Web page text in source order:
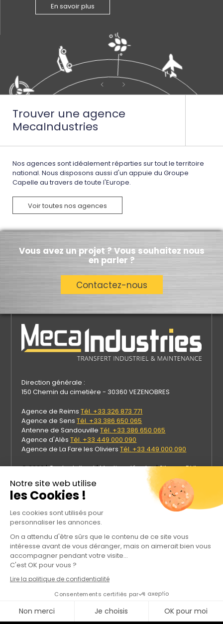
Notre site web utilise
les Cookies !
Les cookies sont utilisés pour
personnaliser les annonces.
On a attendu d'être sûrs que le contenu de ce site vous
intéresse avant de vous déranger, mais on aimerait bien vous
accompagner pendant votre visite...
C'est OK pour vous ?
Lire la politique de confidentialité
Consentements certifiés par
Non merci Je choisis OK pour moi
En savoir plus
Trouver une agence
MecaIndustries
Nos agences sont idéalement réparties sur tout le territoire
national. Nous disposons aussi d'un appuie du Groupe
Capelle au travers de toute l'Europe.
Voir toutes nos agences
Vous avez un projet ? Vous souhaitez nous
en parler ?
Contactez-nous
Direction générale :
150 Chemin du cimetière - 30360 VEZENOBRES
Agence de ReimsTél. +33 326 873 771
Agence de SensTél. +33 386 650 065
Antenne de SandouvilleTél. +33 386 650 065
Agence d'AlèsTél. +33 449 000 090
Agence de La Fare les OliviersTél. +33 449 000 090
© 2026 |Contact direct|Mentions légales|Site par DVI
Rejoignez Meca Industries sur les réseaux sociaux